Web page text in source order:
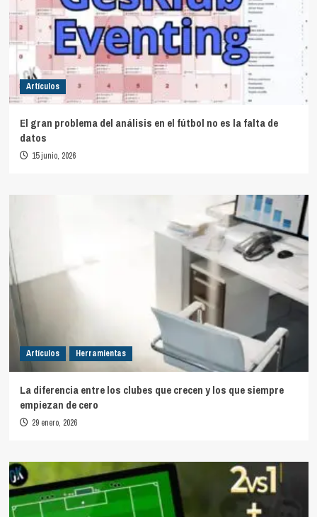
Artículos
El gran problema del análisis en el fútbol no es la falta de
datos
15 junio, 2026
Artículos Herramientas
La diferencia entre los clubes que crecen y los que siempre
empiezan de cero
29 enero, 2026